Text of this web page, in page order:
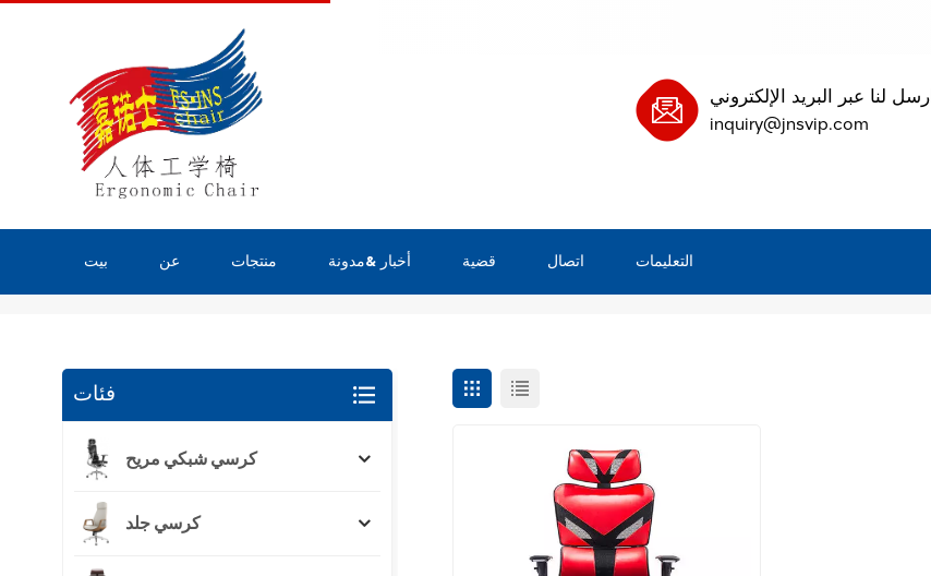
ارسل لنا عبر البريد الإلكتروني
inquiry@jnsvip.com
بيت عن منتجات أخبار &مدونة قضية اتصال التعليمات
يبحث
فئات
كرسي شبكي مريح
كرسي جلد